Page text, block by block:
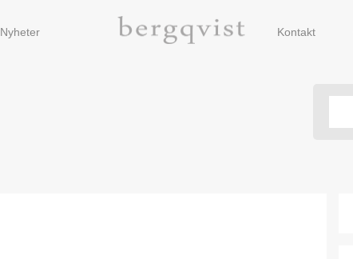
Nyheter Kontakt